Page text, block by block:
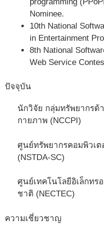
Nominee.
10th National
in Entertainment
8th National
Web Service
ปัจจุบัน
นักวิจัย กลุ่มทรัพยากรด้
กายภาพ (NCCPI)
ศูนย์ทรัพยากรคอมพิวเ
(NSTDA-SC)
ศูนย์เทคโนโลยีอิเล็กทร
ชาติ (NECTEC)
ความเชี่ยวชาญ